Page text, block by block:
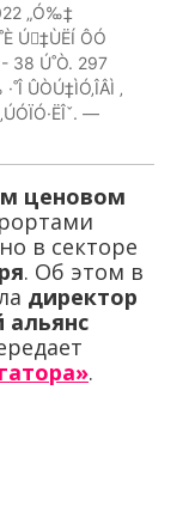
„Ó‰‡
Ú‡ÙËÍ ÔÓ
- 38 Ú˚Ò. 297
ÛÒÚ‡ÌÓ‚ÎÂÌ ‚
—
ценовом
в секторе
. Об этом в
директор
альянс
.